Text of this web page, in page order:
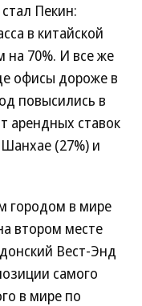
Пекин:
в китайской
на 70%. И все же
офисы дороже в
повысились в
арендных ставок
(27%) и
городом в мире
втором месте
Вест-Энд
самого
в мире по